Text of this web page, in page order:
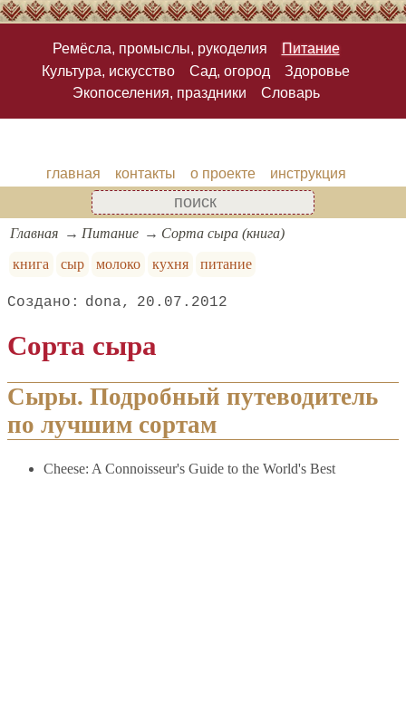
Ремёсла, промыслы, рукоделия
Питание
Культура, искусство
Сад, огород
Здоровье
Экопоселения, праздники
Словарь
главная контакты о проекте инструкция
Главная Питание
Сорта сыра (книга)
книга
сыр молоко кухня питание
dona 20.07.2012
Сорта сыра
Сыры. Подробный путеводитель
по лучшим сортам
Cheese: A Connoisseur's Guide to the World's Best